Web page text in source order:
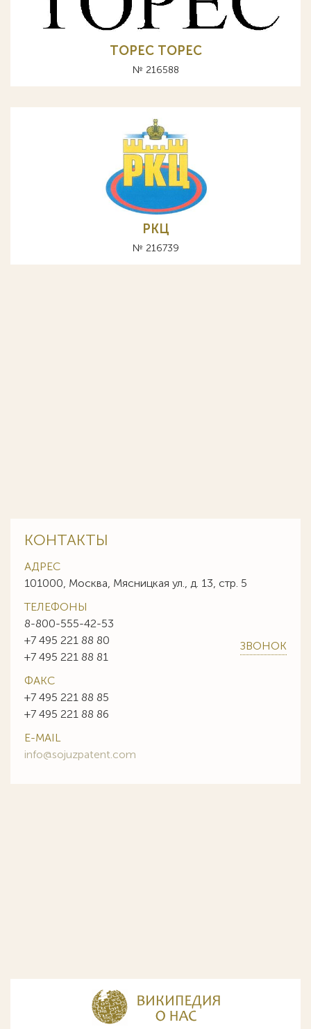
ТОРЕС TOPEC
№ 216588
РКЦ
№ 216739
КОНТАКТЫ
АДРЕС
101000, Москва, Мясницкая ул., д. 13, стр. 5
ТЕЛЕФОНЫ
8-800-555-42-53
+7 495 221 88 80
+7 495 221 88 81
ЗВОНОК
ФАКС
+7 495 221 88 85
+7 495 221 88 86
E-MAIL
info@sojuzpatent.com